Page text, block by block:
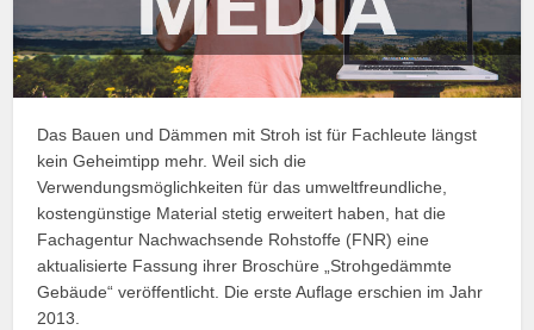
Das Bauen und Dämmen mit Stroh ist für Fachleute längst
kein Geheimtipp mehr. Weil sich die
Verwendungsmöglichkeiten für das umweltfreundliche,
kostengünstige Material stetig erweitert haben, hat die
Fachagentur Nachwachsende Rohstoffe (FNR) eine
aktualisierte Fassung ihrer Broschüre „Strohgedämmte
Gebäude“ veröffentlicht. Die erste Auflage erschien im Jahr
2013.